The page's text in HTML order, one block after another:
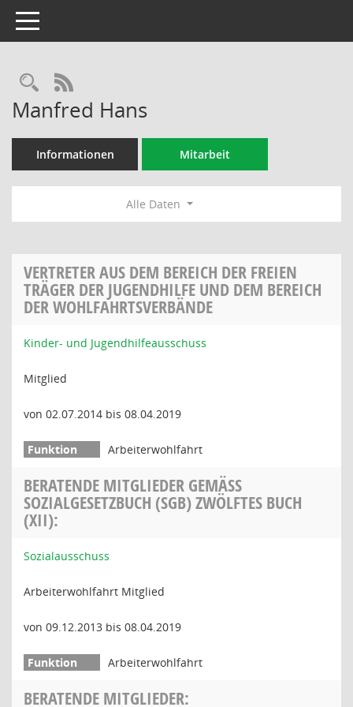
Toggle navigation
Rechercheauswahl
RSS-Feed
Manfred Hans
Informationen Mitarbeit
Alle Daten
VERTRETER AUS DEM BEREICH DER FREIEN
TRÄGER DER JUGENDHILFE UND DEM BEREICH
DER WOHLFAHRTSVERBÄNDE
Kinder- und Jugendhilfeausschuss
Mitglied
von 02.07.2014 bis 08.04.2019
Arbeiterwohlfahrt
BERATENDE MITGLIEDER GEMÄSS S
OZIALGESETZBUCH (SGB) ZWÖLFTES BUCH (
XII):
Sozialausschuss
Arbeiterwohlfahrt Mitglied
von 09.12.2013 bis 08.04.2019
Arbeiterwohlfahrt
BERATENDE MITGLIEDER: